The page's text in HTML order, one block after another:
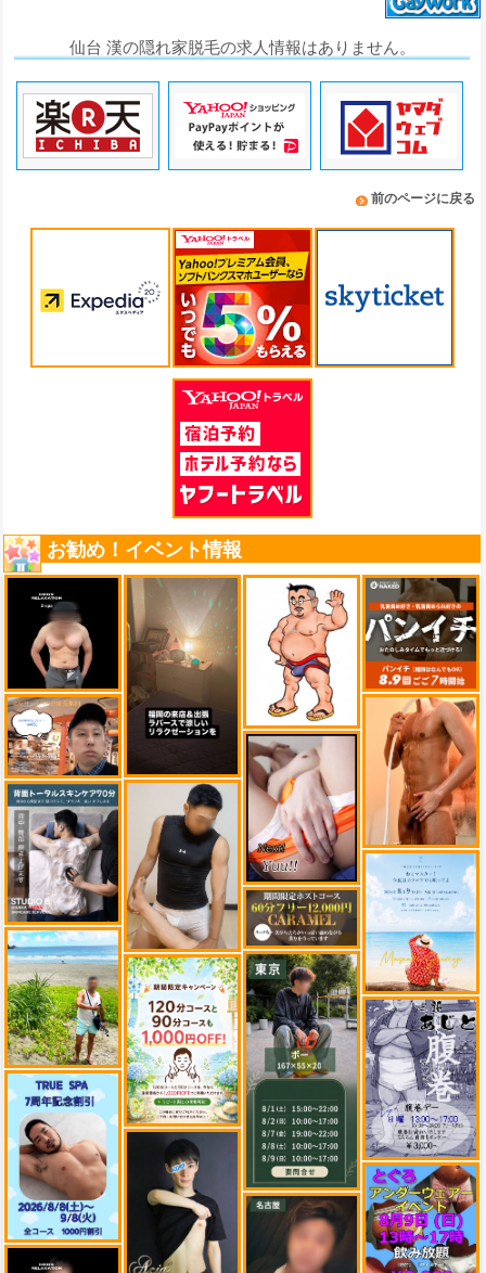
仙台 漢の隠れ家脱毛の求人情報はありません。
前のページに戻る
お勧め！イベント情報